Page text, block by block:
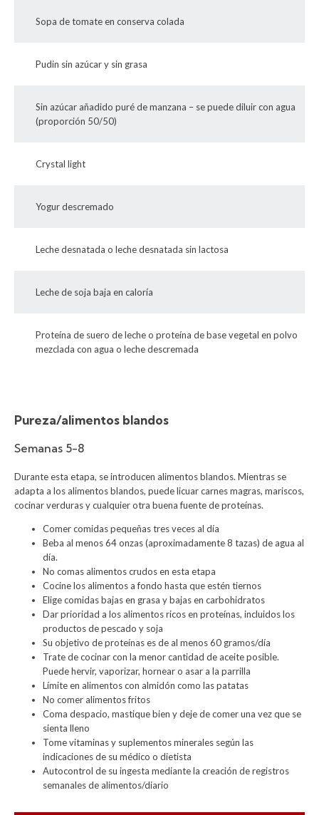
Sopa de tomate en conserva colada
Pudin sin azúcar y sin grasa
Sin azúcar añadido puré de manzana – se puede diluir con agua
(proporción 50/50)
Crystal light
Yogur descremado
Leche desnatada o leche desnatada sin lactosa
Leche de soja baja en caloría
Proteína de suero de leche o proteína de base vegetal en polvo
mezclada con agua o leche descremada
Pureza/alimentos blandos
Semanas 5-8
Durante esta etapa, se introducen alimentos blandos. Mientras se
adapta a los alimentos blandos, puede licuar carnes magras, mariscos,
cocinar verduras y cualquier otra buena fuente de proteínas.
Comer comidas pequeñas tres veces al día
Beba al menos 64 onzas (aproximadamente 8 tazas) de agua al
día.
No comas alimentos crudos en esta etapa
Cocine los alimentos a fondo hasta que estén tiernos
Elige comidas bajas en grasa y bajas en carbohidratos
Dar prioridad a los alimentos ricos en proteínas, incluidos los
productos de pescado y soja
Su objetivo de proteínas es de al menos 60 gramos/día
Trate de cocinar con la menor cantidad de aceite posible.
Puede hervir, vaporizar, hornear o asar a la parrilla
Límite en alimentos con almidón como las patatas
No comer alimentos fritos
Coma despacio, mastique bien y deje de comer una vez que se
sienta lleno
Tome vitaminas y suplementos minerales según las
indicaciones de su médico o dietista
Autocontrol de su ingesta mediante la creación de registros
semanales de alimentos/diario